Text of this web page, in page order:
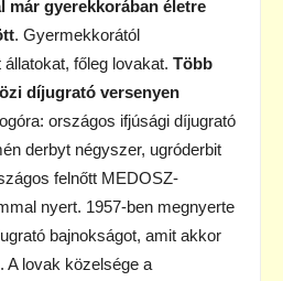
már gyerekkorában életre
. Gyermekkorától
főleg lovakat. Több
díjugrató versenyen
országos ifjúsági díjugrató
derbyt négyszer, ugróderbit
felnőtt MEDOSZ-
nyert. 1957-ben megnyerte
bajnokságot, amit akkor
A lovak közelsége a